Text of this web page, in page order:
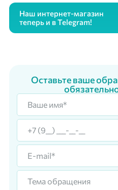
Наш интернет-магазин
теперь и в Telegram!
Оставьте ваше
Тема обращения